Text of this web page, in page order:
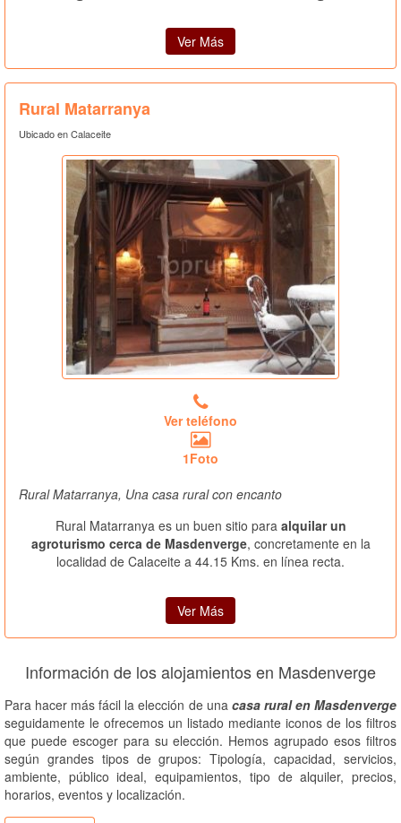
Ver Más
Rural Matarranya
Ubicado en Calaceite
Ver teléfono
1Foto
Rural Matarranya, Una casa rural con encanto
Rural Matarranya es un buen sitio para alquilar un
agroturismo cerca de Masdenverge, concretamente en la
localidad de Calaceite a 44.15 Kms. en línea recta.
Ver Más
Información de los alojamientos en Masdenverge
Para hacer más fácil la elección de una casa rural en Masdenverge
seguidamente le ofrecemos un listado mediante iconos de los filtros
que puede escoger para su elección. Hemos agrupado esos filtros
según grandes tipos de grupos: Tipología, capacidad, servicios,
ambiente, público ideal, equipamientos, tipo de alquiler, precios,
horarios, eventos y localización.